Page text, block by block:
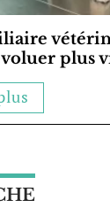
plus